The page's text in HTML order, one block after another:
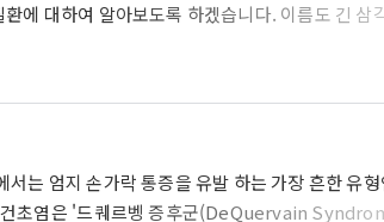
에 대하여 알아보도록 하겠습니다. 이름도 긴 삼
로 이루어진 부위이지요. 이와 같이 요골과 척골
의해서 손상되거나 파열되는 경우들이 발생하게
이 특징이죠. 그렇다면 지금부터 삼각섬유연골복
서는 엄지 손가락 통증을 유발 하는 가장 흔한 유
초염은 '드퀘르벵 증후군(DeQuervain